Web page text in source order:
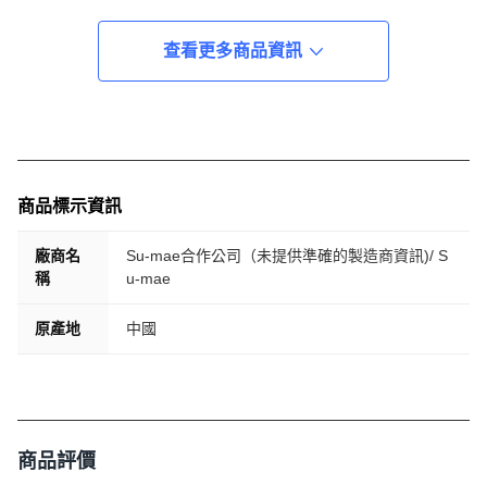
查看更多商品資訊
商品標示資訊
廠商名
稱
Su-mae合作公司（未提供準確的製造商資訊)/ S
u-mae
原產地 中國
商品評價